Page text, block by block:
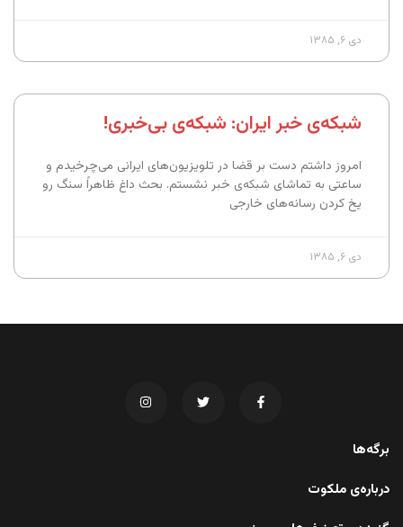
دی ۶, ۱۳۸۵
شبکه‌ی خبر ایران: شبکه‌ی بی‌خبری!‍
امروز داشتم دست بر قضا در تلویزیون‌های ایرانی می‌چرخیدم و
ساعتی به تماشای شبکه‌ی خبر نشستم. بحث داغ ظاهراً سنگ رو
یخ کردن رسانه‌های خارجی
دی ۶, ۱۳۸۵
برگه‌ها
درباره‌ی ملکوت